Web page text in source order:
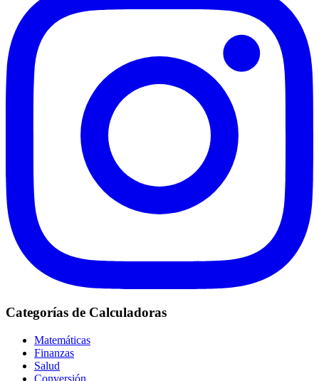
Categorías de Calculadoras
Matemáticas
Finanzas
Salud
Conversión